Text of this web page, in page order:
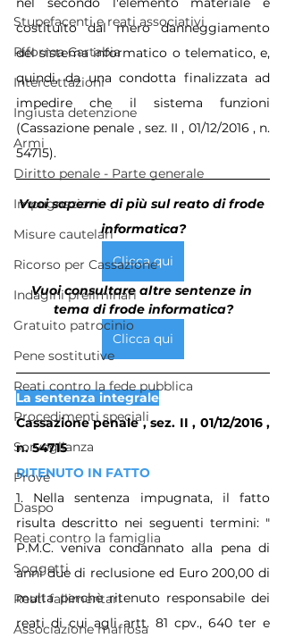
Stupefacenti e reati associativi
Riforma Cartabia
Intercettazioni
Ingiusta detenzione
Armi
Diritto penale - Parte generale
Impugnazioni
Misure cautelari
Ricorso per Cassazione
Indagini preliminari
Gratuito patrocinio
Pene sostitutive
Reati contro la fede pubblica
Procedimenti speciali
Sorveglianza
Prove
Daspo
Reati contro la famiglia
Soggetti
Reati fallimentari
Associazione mafiosa
costituito dal mero danneggiamento
del sistema informatico o telematico, e,
quindi, da una condotta finalizzata ad
impedire che il sistema funzioni
(Cassazione penale , sez. II , 01/12/2016 , n.
54715).
Vuoi saperne di più sul reato di frode
informatica?
Clicca qui
Vuoi consultare altre sentenze in
tema di frode informatica?
Clicca qui
La sentenza integrale
Cassazione penale , sez. II , 01/12/2016 ,
n. 54715
RITENUTO IN FATTO
1. Nella sentenza impugnata, il fatto
risulta descritto nei seguenti termini: "
P.M.C. veniva condannato alla pena di
anni due di reclusione ed Euro 200,00 di
multa perchè ritenuto responsabile dei
reati di cui agli artt. 81 cpv., 640 ter e